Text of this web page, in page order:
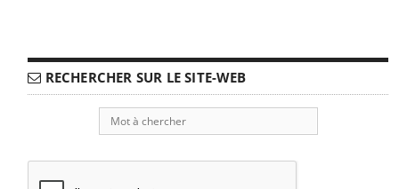
RECHERCHER SUR LE SITE-WEB